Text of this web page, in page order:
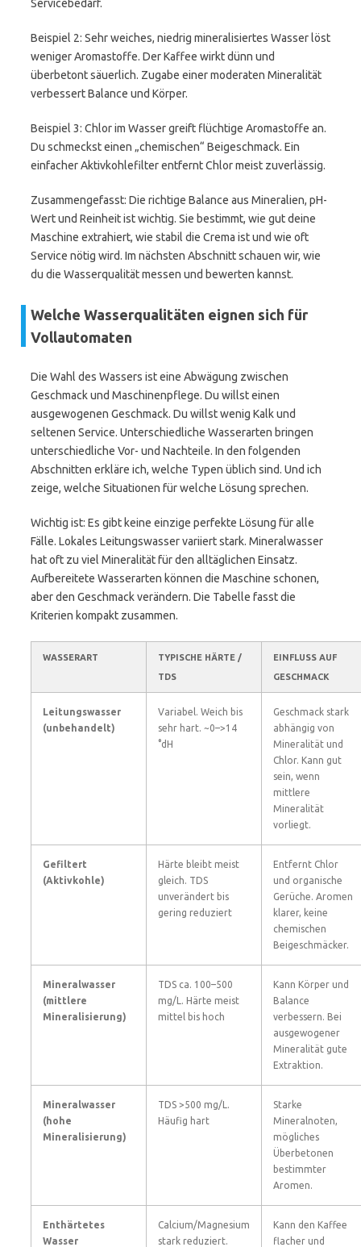
Servicebedarf.
Beispiel 2: Sehr weiches, niedrig mineralisiertes Wasser löst
weniger Aromastoffe. Der Kaffee wirkt dünn und
überbetont säuerlich. Zugabe einer moderaten Mineralität
verbessert Balance und Körper.
Beispiel 3: Chlor im Wasser greift flüchtige Aromastoffe an.
Du schmeckst einen „chemischen“ Beigeschmack. Ein
einfacher Aktivkohlefilter entfernt Chlor meist zuverlässig.
Zusammengefasst: Die richtige Balance aus Mineralien, pH-
Wert und Reinheit ist wichtig. Sie bestimmt, wie gut deine
Maschine extrahiert, wie stabil die Crema ist und wie oft
Service nötig wird. Im nächsten Abschnitt schauen wir, wie
du die Wasserqualität messen und bewerten kannst.
Welche Wasserqualitäten eignen sich für
Vollautomaten
Die Wahl des Wassers ist eine Abwägung zwischen
Geschmack und Maschinenpflege. Du willst einen
ausgewogenen Geschmack. Du willst wenig Kalk und
seltenen Service. Unterschiedliche Wasserarten bringen
unterschiedliche Vor- und Nachteile. In den folgenden
Abschnitten erkläre ich, welche Typen üblich sind. Und ich
zeige, welche Situationen für welche Lösung sprechen.
Wichtig ist: Es gibt keine einzige perfekte Lösung für alle
Fälle. Lokales Leitungswasser variiert stark. Mineralwasser
hat oft zu viel Mineralität für den alltäglichen Einsatz.
Aufbereitete Wasserarten können die Maschine schonen,
aber den Geschmack verändern. Die Tabelle fasst die
Kriterien kompakt zusammen.
WASSERART
TYPISCHE HÄRTE /
TDS
EINFLUSS AUF
GESCHMACK
Leitungswasser
(unbehandelt)
Variabel. Weich bis
sehr hart. ~0–>14
°dH
Geschmack stark
abhängig von
Mineralität und
Chlor. Kann gut
sein, wenn
mittlere
Mineralität
vorliegt.
Gefiltert
(Aktivkohle)
Härte bleibt meist
gleich. TDS
unverändert bis
gering reduziert
Entfernt Chlor
und organische
Gerüche. Aromen
klarer, keine
chemischen
Beigeschmäcker.
Mineralwasser
(mittlere
Mineralisierung)
TDS ca. 100–500
mg/L. Härte meist
mittel bis hoch
Kann Körper und
Balance
verbessern. Bei
ausgewogener
Mineralität gute
Extraktion.
Mineralwasser
(hohe
Mineralisierung)
TDS >500 mg/L.
Häufig hart
Starke
Mineralnoten,
mögliches
Überbetonen
bestimmter
Aromen.
Enthärtetes
Wasser
Calcium/Magnesium
stark reduziert.
Kann den Kaffee
flacher und